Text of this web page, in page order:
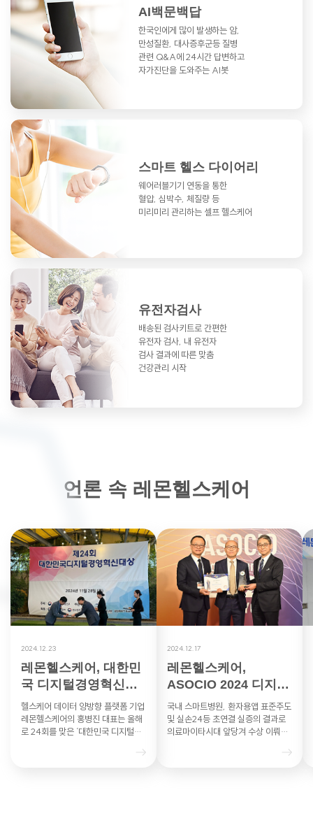
AI백문백답
한국인에게 많이 발생하는 암,
만성질환, 대사증후군등 질병
관련 Q&A에24시간 답변하고
자가진단을 도와주는 AI봇
스마트 헬스 다이어리
웨어러블기기 연동을 통한
혈압, 심박수, 체질량 등
미리미리 관리하는 셀프 헬스케어
유전자검사
배송된 검사키트로 간편한
유전자 검사, 내 유전자
검사 결과에 따른 맞춤
건강관리 시작
언론 속 레몬헬스케어
2024.12.23
레몬헬스케어, 대한민
국 디지털경영혁신대
상 과기부 장관상
헬스케어 데이터 양방향 플랫폼 기업
레몬헬스케어의 홍병진 대표는 올해
로 24회를 맞은 ‘대한민국 디지털경
2024.12.17
레몬헬스케어,
ASOCIO 2024 디지털
헬스케어DX부문 혁신
상 수상 영…
국내 스마트병원, 환자용앱 표준주도
및 실손24등 초연결 실증의 결과로
의료마이타시대 앞당겨 수상 이뤄내